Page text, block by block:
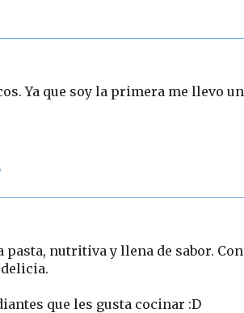
Ya que soy la primera me llevo un
nutritiva y llena de sabor. Con
que les gusta cocinar :D